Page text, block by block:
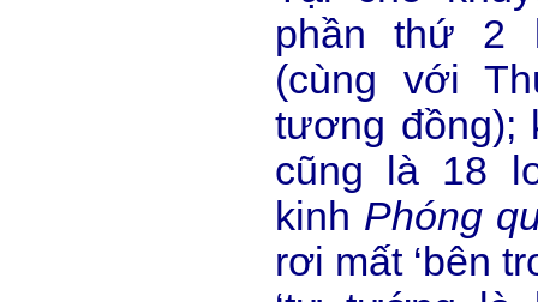
phần thứ 2
(cùng với
tương đồng);
cũng là 18
kinh Phóng
rơi mất ‘bên